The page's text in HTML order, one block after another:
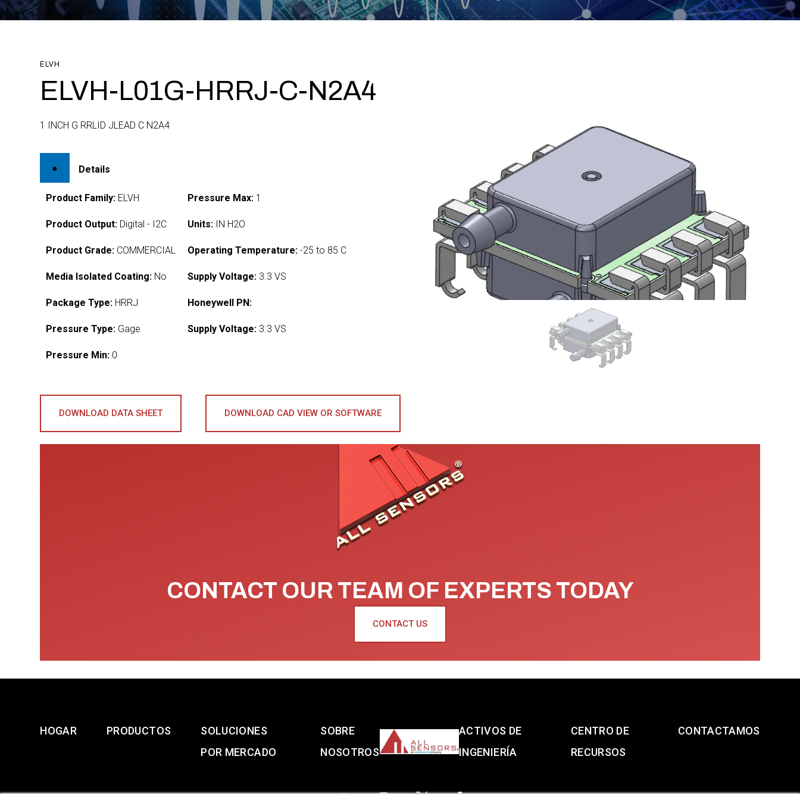
ELVH
ELVH-L01G-HRRJ-C-N2A4
1 INCH G RRLID JLEAD C N2A4
Details
Product Family: ELVH
Product Output: Digital - I2C
Product Grade: COMMERCIAL
Media Isolated Coating: No
Package Type: HRRJ
Pressure Type: Gage
Pressure Min: 0
Pressure Max: 1
Units: IN H2O
Operating Temperature: -25 to 85 C
Supply Voltage: 3.3 VS
Honeywell PN:
Supply Voltage: 3.3 VS
DOWNLOAD DATA SHEET DOWNLOAD CAD VIEW OR SOFTWARE
CONTACT OUR TEAM OF EXPERTS TODAY
CONTACT US
HOGAR PRODUCTOS
SOLUCIONES
POR MERCADO
SOBRE
NOSOTROS
ACTIVOS DE
INGENIERÍA
CENTRO DE
RECURSOS
CONTACTAMOS